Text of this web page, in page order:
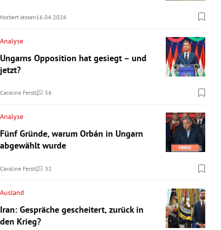
Norbert Jessen16.04.2026
Analyse
Ungarns Opposition hat gesiegt – und
jetzt?
Caroline Ferstl 56
Kommentare
Analyse
Fünf Gründe, warum Orbán in Ungarn
abgewählt wurde
Caroline Ferstl 32
Kommentare
Ausland
Iran: Gespräche gescheitert, zurück in
den Krieg?